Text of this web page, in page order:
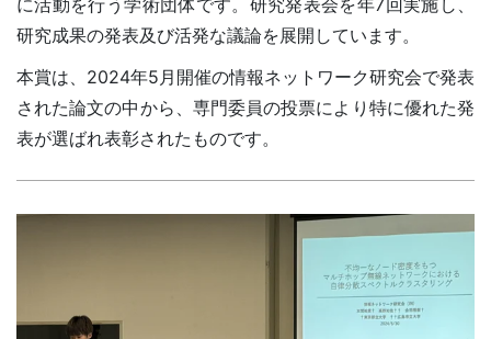
研究成果の発表及び活発な議論を展開しています。
本賞は、2024年5月開催の情報ネットワーク研究会で発表
された論文の中から、専門委員の投票により特に優れた発
表が選ばれ表彰されたものです。